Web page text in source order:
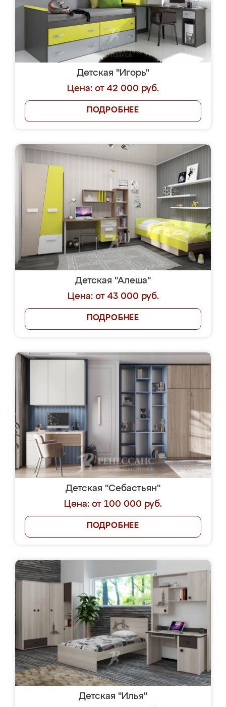
Детская "Игорь"
Цена: от 42 000 руб.
ПОДРОБНЕЕ
Детская "Алеша"
Цена: от 43 000 руб.
ПОДРОБНЕЕ
Детская "Себастьян"
Цена: от 100 000 руб.
ПОДРОБНЕЕ
Детская "Илья"